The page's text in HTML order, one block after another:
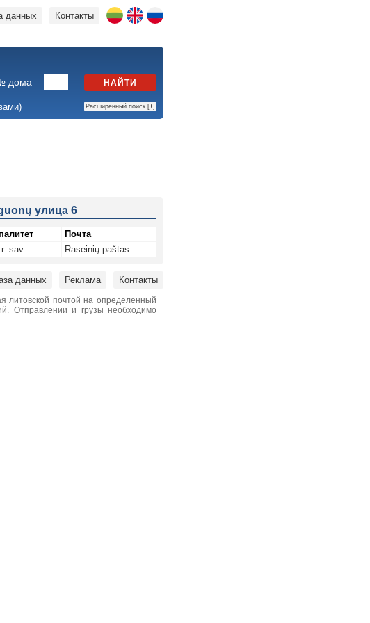
Контакты
данных
дома НАЙТИ
Расширенный поиск [+]
улица 6
Почта
sav. Raseinių paštas
данных Реклама Контакты
литовской почтой на определенный
Отправлении и грузы необходимо